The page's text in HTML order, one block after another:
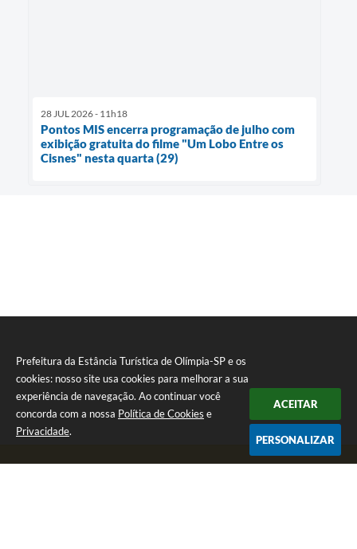
Prefeitura da Estância Turística de Olímpia-SP e os
cookies: nosso site usa cookies para melhorar a sua
experiência de navegação. Ao continuar você
concorda com a nossa Política de Cookies e
Privacidade.
ACEITAR
PERSONALIZAR
28 JUL 2026 - 11h18
Pontos MIS encerra programação de julho com
exibição gratuita do filme "Um Lobo Entre os
Cisnes" nesta quarta (29)